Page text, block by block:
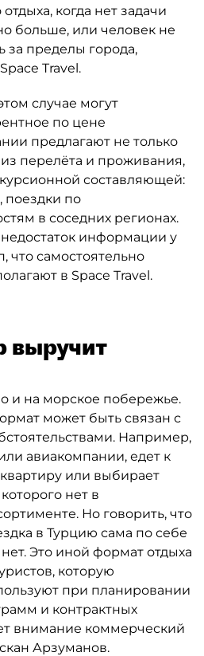
когда нет задачи
больше, или человек не
за пределы города,
Travel.
случае могут
по цене
предлагают не только
перелёта и проживания,
составляющей:
поездки по
в соседних регионах.
информации у
что самостоятельно
в Space Travel.
выручит
и на морское побережье.
может быть связан с
Например,
авиакомпании, едет к
или выбирает
нет в
Но говорить, что
в Турцию сама по себе
Это иной формат отдыха
которую
при планировании
и контрактных
внимание коммерческий
Арзуманов.